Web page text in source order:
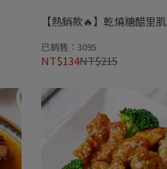
【熱銷款🔥】乾燒糖醋里肌
已銷售：3095
NT$134NT$215